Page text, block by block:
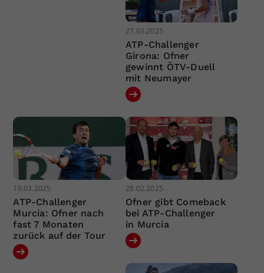
27.03.2025
ATP-Challenger
Girona: Ofner
gewinnt ÖTV-Duell
mit Neumayer
19.03.2025
ATP-Challenger
Murcia: Ofner nach
fast 7 Monaten
zurück auf der Tour
28.02.2025
Ofner gibt Comeback
bei ATP-Challenger
in Murcia